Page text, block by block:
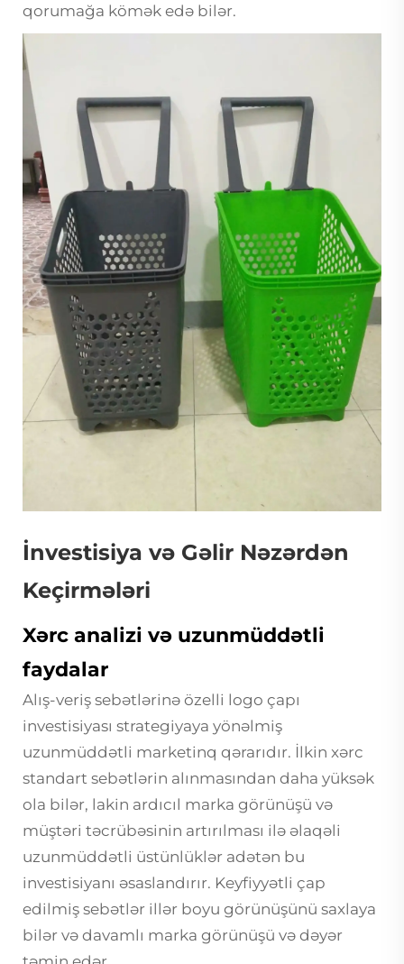
qorumağa kömək edə bilər.
İnvestisiya və Gəlir Nəzərdən
Keçirmələri
Xərc analizi və uzunmüddətli
faydalar
Alış-veriş sebətlərinə özelli logo çapı
investisiyası strategiyaya yönəlmiş
uzunmüddətli marketinq qərarıdır. İlkin xərc
standart sebətlərin alınmasından daha yüksək
ola bilər, lakin ardıcıl marka görünüşü və
müştəri təcrübəsinin artırılması ilə əlaqəli
uzunmüddətli üstünlüklər adətən bu
investisiyanı əsaslandırır. Keyfiyyətli çap
edilmiş sebətlər illər boyu görünüşünü saxlaya
bilər və davamlı marka görünüşü və dəyər